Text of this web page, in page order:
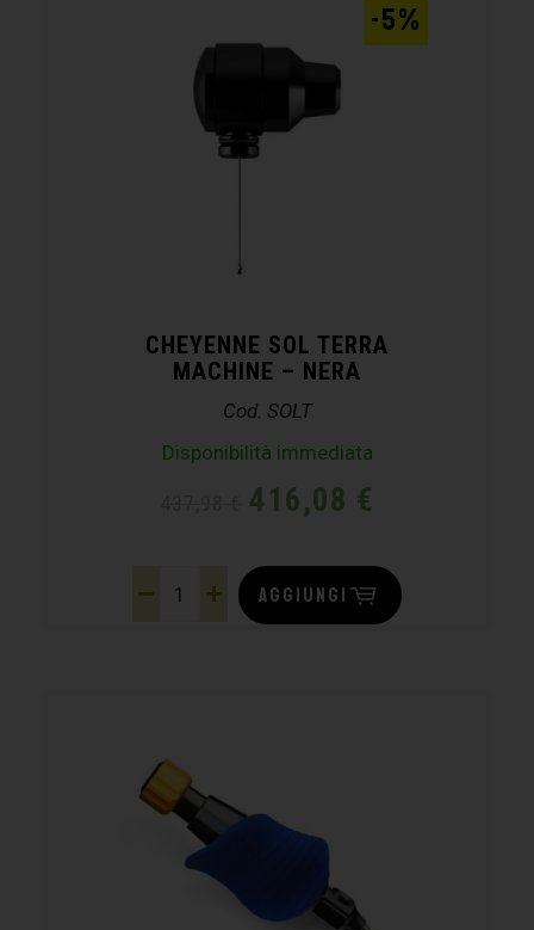
CHEYENNE SOL TERRA
MACHINE – NERA
Cod. SOLT
Disponibilità immediata
416,08 €
-5%
AGGIUNGI